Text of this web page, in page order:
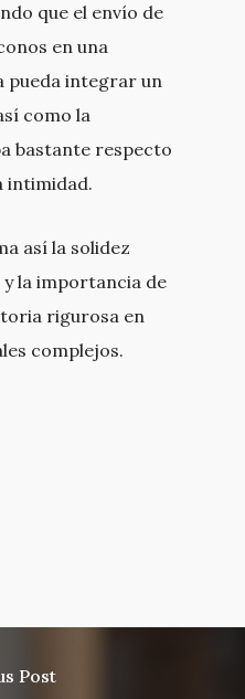
que el envío de
en una
pueda integrar un
como la
bastante respecto
intimidad.
así la solidez
la importancia de
rigurosa en
complejos.
Post